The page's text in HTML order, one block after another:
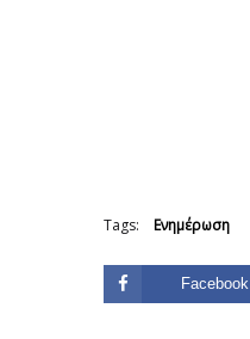
Tags: Ενημέρωση
Facebook